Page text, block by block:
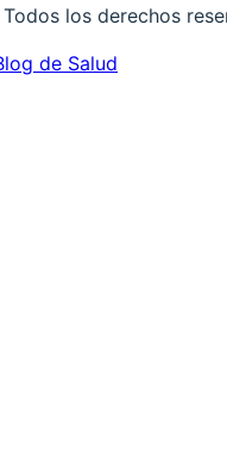
los derechos
de Salud